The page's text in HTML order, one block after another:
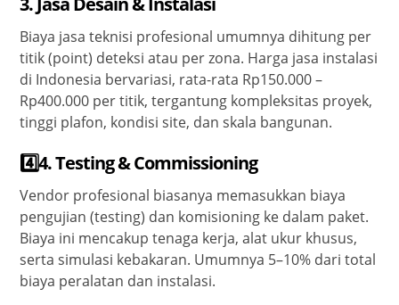
Biaya jasa teknisi profesional umumnya dihitung per
titik (point) deteksi atau per zona. Harga jasa instalasi
di Indonesia bervariasi, rata-rata Rp150.000 –
Rp400.000 per titik, tergantung kompleksitas proyek,
tinggi plafon, kondisi site, dan skala bangunan.
4️⃣4.Testing & Commissioning
Vendor profesional biasanya memasukkan biaya
pengujian (testing) dan komisioning ke dalam paket.
Biaya ini mencakup tenaga kerja, alat ukur khusus,
serta simulasi kebakaran. Umumnya 5–10% dari total
biaya peralatan dan instalasi.